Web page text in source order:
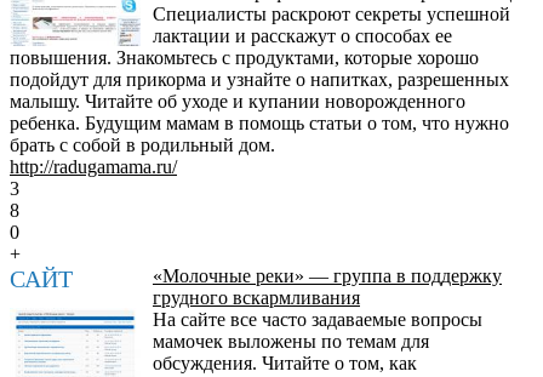
Специалисты раскроют секреты успешной
лактации и расскажут о способах ее
повышения. Знакомьтесь с продуктами, которые хорошо
подойдут для прикорма и узнайте о напитках, разрешенных
малышу. Читайте об уходе и купании новорожденного
ребенка. Будущим мамам в помощь статьи о том, что нужно
брать с собой в родильный дом.
http://radugamama.ru/
3
8
0
+
САЙТ
«Молочные реки» — группа в поддержку
грудного вскармливания
На сайте все часто задаваемые вопросы
мамочек выложены по темам для
обсуждения. Читайте о том, как